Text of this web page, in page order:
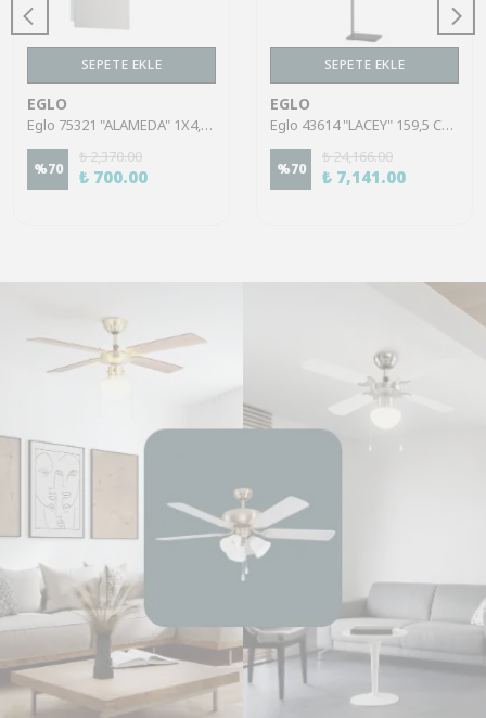
SEPETE EKLE
EGLO
Eglo 75321 "ALAMEDA" 1X4,5W Çelik Nikel Mat Sıva Üstü Spot
%70
₺ 2,370.00
₺ 700.00
SEPETE EKLE
EGLO
Eglo 43614 "LACEY" 159,5 Cm Yüksekliğinde Çelik, Ahşap Köşe Lambası Lambader
%70
₺ 24,166.00
₺ 7,141.00